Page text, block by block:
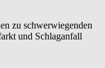
zu schwerwiegenden
und Schlaganfall